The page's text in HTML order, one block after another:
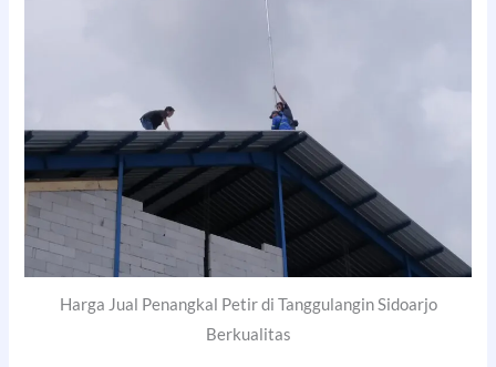
Harga Jual Penangkal Petir di Tanggulangin Sidoarjo
Berkualitas